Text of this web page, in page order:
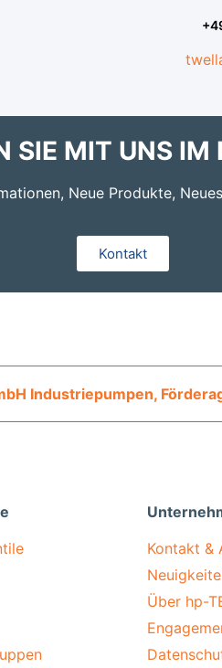
SIE MIT UNS IM
Neue Produkte,
Kontakt
Industriepumpen,
Kontakt &
Über hp-